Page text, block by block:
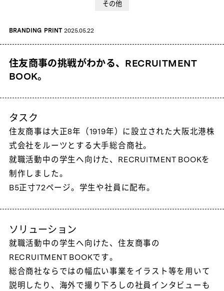
その他
BRANDING PRINT 2025.05.22
住友商事の挑戦がわかる、RECRUITMENT
BOOK。
タスク
住友商事は大正8年（1919年）に設立された大阪北港株
式会社をルーツとする大手総合商社。
就職活動中の学生へ向けた、RECRUITMENT BOOKを
制作しました。
B5正寸72ページ。学生や社員に配布。
ソリューション
就職活動中の学生へ向けた、住友商事の
RECRUITMENT BOOKです。
総合商社ならではの幅広い事業をイラスト等を用いて
説明したり、海外で撮り下ろしの社員インタビューも